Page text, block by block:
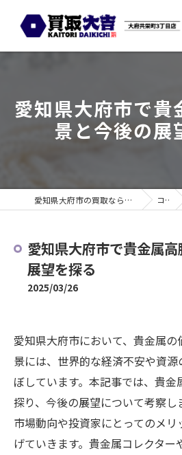
愛知県大府市で貴
景と今後の展
愛知県大府市の買取なら買取大吉 大府共栄町3丁目店 コラム
愛知県大府市で貴金属
展望を探る
2025/03/26
愛知県大府市において、貴金属
景には、世界的な経済不安や資
ぼしています。本記事では、貴
探り、今後の展望について考察し
市場動向や投資家にとってのメ
げていきます。貴金属コレクター